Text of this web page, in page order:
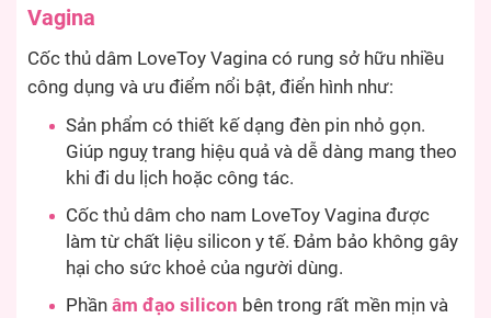
Vagina
Cốc thủ dâm LoveToy Vagina có rung sở hữu nhiều
công dụng và ưu điểm nổi bật, điển hình như:
Sản phẩm có thiết kế dạng đèn pin nhỏ gọn.
Giúp nguỵ trang hiệu quả và dễ dàng mang theo
khi đi du lịch hoặc công tác.
Cốc thủ dâm cho nam LoveToy Vagina được
làm từ chất liệu silicon y tế. Đảm bảo không gây
hại cho sức khoẻ của người dùng.
Phần âm đạo silicon bên trong rất mền mịn và